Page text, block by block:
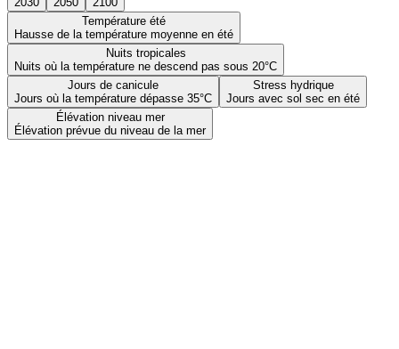
Température été
Hausse de la température moyenne en été
Nuits tropicales
Nuits où la température ne descend pas sous 20°C
Jours de canicule
Jours où la température dépasse 35°C
Stress hydrique
Jours avec sol sec en été
Élévation niveau mer
Élévation prévue du niveau de la mer